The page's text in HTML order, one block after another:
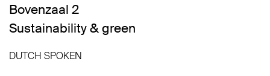
Bovenzaal 2
Sustainability & green
DUTCH SPOKEN